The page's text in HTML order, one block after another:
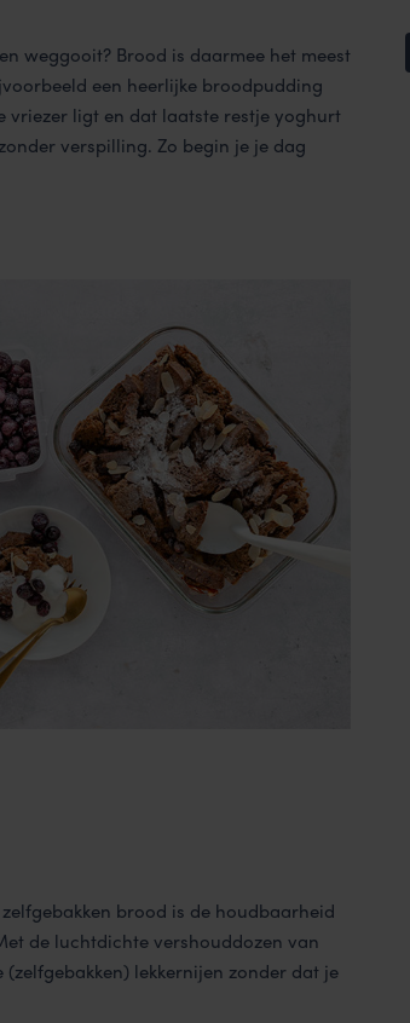
weggooit? Brood is daarmee het meest
een heerlijke broodpudding
ligt en dat laatste restje yoghurt
verspilling. Zo begin je je dag
brood is de houdbaarheid
de luchtdichte vershouddozen van
lekkernijen zonder dat je